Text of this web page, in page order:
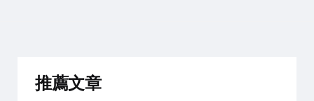
推薦文章